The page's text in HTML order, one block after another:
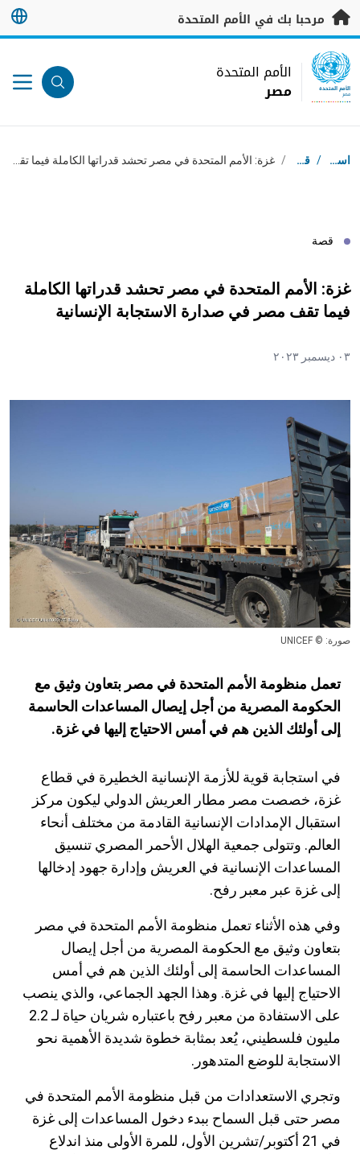
تخطى إلى المحتوى الرئيسي
مرحبا بك في الأمم المتحدة
UN Logo
الأمم المتحدة
مصر
الأمم المتحدة
مصر
مسار التنقل
استقبال / قصص /
قصة
غزة: الأمم المتحدة في مصر تحشد قدراتها الكاملة
فيما تقف مصر في صدارة الاستجابة الإنسانية
٠٣ ديسمبر ٢٠٢٣
صورة: © UNICEF
تعمل منظومة الأمم المتحدة في مصر بتعاون وثيق مع
الحكومة المصرية من أجل إيصال المساعدات الحاسمة
إلى أولئك الذين هم في أمس الاحتياج إليها في غزة.
في استجابة قوية للأزمة الإنسانية الخطيرة في قطاع
غزة، خصصت مصر مطار العريش الدولي ليكون مركز
استقبال الإمدادات الإنسانية القادمة من مختلف أنحاء
العالم. وتتولى جمعية الهلال الأحمر المصري تنسيق
المساعدات الإنسانية في العريش وإدارة جهود إدخالها
إلى غزة عبر معبر رفح.
وفي هذه الأثناء تعمل منظومة الأمم المتحدة في مصر
بتعاون وثيق مع الحكومة المصرية من أجل إيصال
المساعدات الحاسمة إلى أولئك الذين هم في أمس
الاحتياج إليها في غزة. وهذا الجهد الجماعي، والذي ينصب
على الاستفادة من معبر رفح باعتباره شريان حياة لـ 2.2
مليون فلسطيني، يُعد بمثابة خطوة شديدة الأهمية نحو
الاستجابة للوضع المتدهور.
وتجري الاستعدادات من قبل منظومة الأمم المتحدة في
مصر حتى قبل السماح ببدء دخول المساعدات إلى غزة
في 21 أكتوبر/تشرين الأول، للمرة الأولى منذ اندلاع